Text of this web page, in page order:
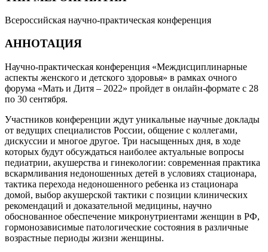
Всероссийская научно-практическая конференция
АННОТАЦИЯ
Научно-практическая конференция «Междисциплинарные
аспекты женского и детского здоровья» в рамках очного
форума «Мать и Дитя – 2022» пройдет в онлайн-формате с 28
по 30 сентября.
Участников конференции ждут уникальные научные доклады
от ведущих специалистов России, общение с коллегами,
дискуссии и многое другое. Три насыщенных дня, в ходе
которых будут обсуждаться наиболее актуальные вопросы
педиатрии, акушерства и гинекологии: современная практика
вскармливания недоношенных детей в условиях стационара,
тактика перехода недоношенного ребенка из стационара
домой, выбор акушерской тактики с позиции клинических
рекомендаций и доказательной медицины, научно
обоснованное обеспечение микронутриентами женщин в РФ,
гормонозависимые патологические состояния в различные
возрастные периоды жизни женщины.